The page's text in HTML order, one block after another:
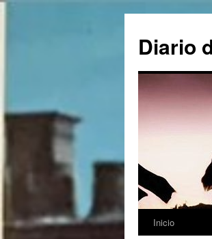
contenido
Diario
Inicio